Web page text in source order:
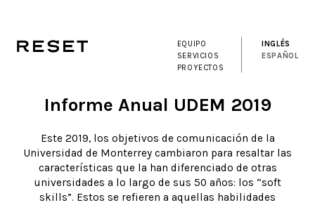
EQUIPO
SERVICIOS
PROYECTOS
INGLÉS
ESPAÑOL
Informe Anual UDEM 2019
Este 2019, los objetivos de comunicación de la
Universidad de Monterrey cambiaron para resaltar las
características que la han diferenciado de otras
universidades a lo largo de sus 50 años: los “soft
skills”. Estos se refieren a aquellas habilidades